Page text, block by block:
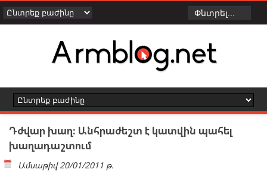
Դժվար խաղ: Անհրաժեշտ է կատվին պահել
խաղադաշտում
Ամսաթիվ 20/01/2011 թ.